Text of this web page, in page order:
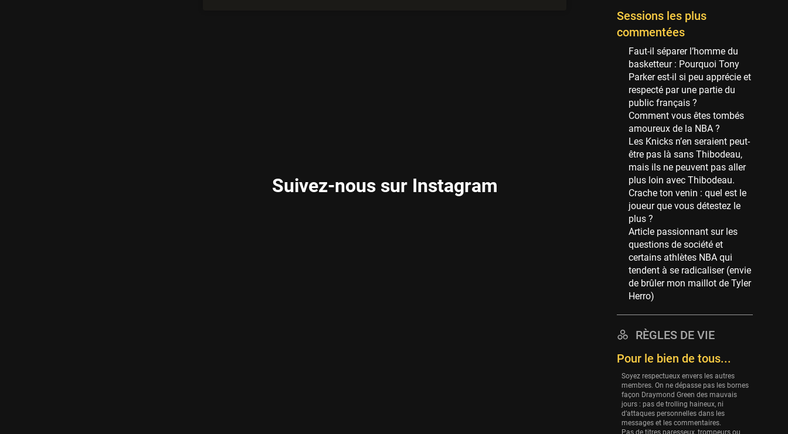
Suivez-nous sur Instagram
53 sessions
New Orleans Pelicans
53 sessions
Jeux Olympiques
52 sessions
Atlanta Hawks
45 sessions
Chicago Bulls
41 sessions
Memphis Grizzlies
39 sessions
Cleveland Cavaliers
38 sessions
Orlando Magic
36 sessions
Euroleague
34 sessions
Charlotte Hornets
Houston Rockets
Washington Wizards
29 sessions
Portland Trail Blazers
27 sessions
Eurobasket
Sessions les plus
commentées
Faut-il séparer l’homme du
basketteur : Pourquoi Tony
Parker est-il si peu apprécie et
respecté par une partie du
public français ?
Comment vous êtes tombés
amoureux de la NBA ?
Les Knicks n’en seraient peut-
être pas là sans Thibodeau,
mais ils ne peuvent pas aller
plus loin avec Thibodeau.
Crache ton venin : quel est le
joueur que vous détestez le
plus ?
Article passionnant sur les
questions de société et
certains athlètes NBA qui
tendent à se radicaliser (envie
de brûler mon maillot de Tyler
Herro)
RÈGLES DE VIE
Pour le bien de tous...
Soyez respectueux envers les autres
membres. On ne dépasse pas les bornes
façon Draymond Green des mauvais
jours : pas de trolling haineux, ni
d’attaques personnelles dans les
messages et les commentaires.
Pas de titres paresseux, trompeurs ou